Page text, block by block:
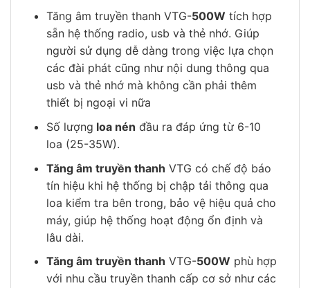
Tăng âm truyền thanh VTG-500W tích hợp
sẵn hệ thống radio, usb và thẻ nhớ. Giúp
người sử dụng dễ dàng trong việc lựa chọn
các đài phát cũng như nội dung thông qua
usb và thẻ nhớ mà không cần phải thêm
thiết bị ngoại vi nữa
Số lượng loa nén đầu ra đáp ứng từ 6-10
loa (25-35W).
Tăng âm truyền thanh VTG có chế độ báo
tín hiệu khi hệ thống bị chập tải thông qua
loa kiểm tra bên trong, bảo vệ hiệu quả cho
máy, giúp hệ thống hoạt động ổn định và
lâu dài.
Tăng âm truyền thanh VTG-500W phù hợp
với nhu cầu truyền thanh cấp cơ sở như các